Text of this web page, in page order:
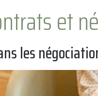
et
les